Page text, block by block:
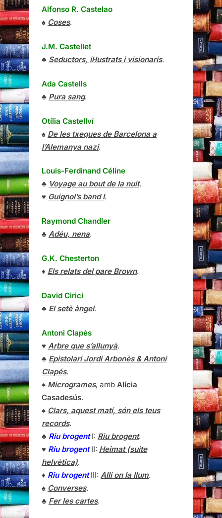
Alfonso R. Castelao
♠ Coses.
J.M. Castellet
♣ Seductors, il·lustrats i visionaris.
Ada Castells
♣ Pura sang.
Otília Castellví
♠ De les txeques de Barcelona a
l’Alemanya nazi.
Louis-Ferdinand Céline
♣ Voyage au bout de la nuit.
♥ Guignol’s band I.
Raymond Chandler
♣ Adéu, nena.
G.K. Chesterton
♦ Els relats del pare Brown.
David Cirici
♣ El setè àngel.
Antoni Clapés
♥ Arbre que s’allunyà.
♣ Epistolari Jordi Arbonès & Antoni
Clapés.
♠ Microgrames, amb Alícia
Casadesús.
♠ Clars, aquest matí, són els teus
records.
♣ Riu brogentI: Riu brogent.
♥ Riu brogentII: Heimat (suite
helvètica).
♦ Riu brogentIII: Allí on la llum.
♠ Converses.
♣ Fer les cartes.